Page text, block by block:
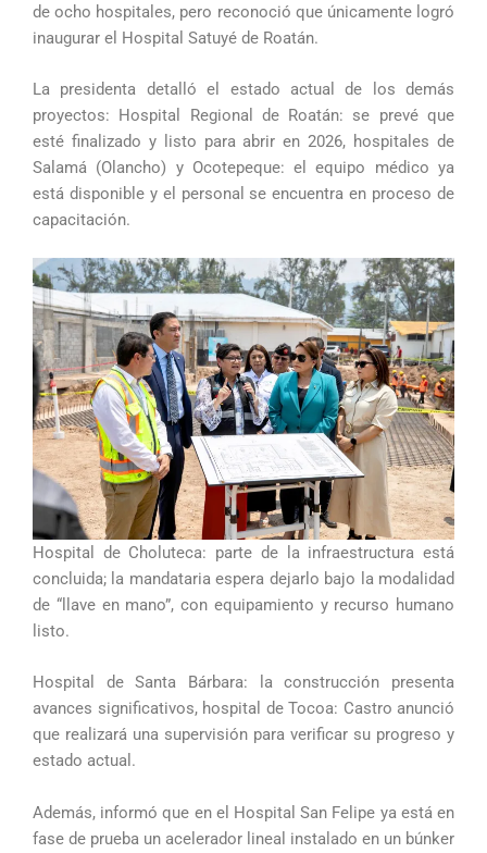
de ocho hospitales, pero reconoció que únicamente logró
inaugurar el Hospital Satuyé de Roatán.
La presidenta detalló el estado actual de los demás
proyectos: Hospital Regional de Roatán: se prevé que
esté finalizado y listo para abrir en 2026, hospitales de
Salamá (Olancho) y Ocotepeque: el equipo médico ya
está disponible y el personal se encuentra en proceso de
capacitación.
Hospital de Choluteca: parte de la infraestructura está
concluida; la mandataria espera dejarlo bajo la modalidad
de “llave en mano”, con equipamiento y recurso humano
listo.
Hospital de Santa Bárbara: la construcción presenta
avances significativos, hospital de Tocoa: Castro anunció
que realizará una supervisión para verificar su progreso y
estado actual.
Además, informó que en el Hospital San Felipe ya está en
fase de prueba un acelerador lineal instalado en un búnker